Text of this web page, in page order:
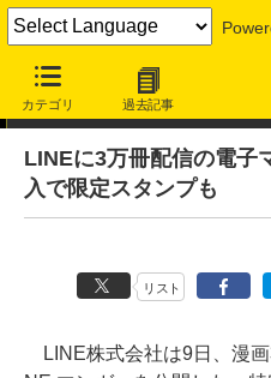
カテゴリ 過去記事
ニュース
LINEに3万冊配信の電子
入で限定スタンプも
リスト
LINE株式会社は9日、漫画